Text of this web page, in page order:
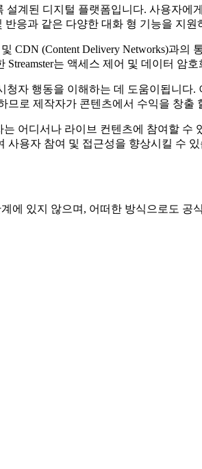
설계된 디지털 플랫폼입니다. 사용자
응과 같은 다양한 대화 형 기능을 지
CDN (Content Delivery Networks)과
는 액세스 제어 및 데이터 암
청자 행동을 이해하는 데 도움이됩니
므로 제작자가 콘텐츠에서 수익을 창출
어디서나 라이브 컨텐츠에 참여할
용자 참여 및 접근성을 향상시킬 수
계에 있지 않으며, 어떠한 방식으로도